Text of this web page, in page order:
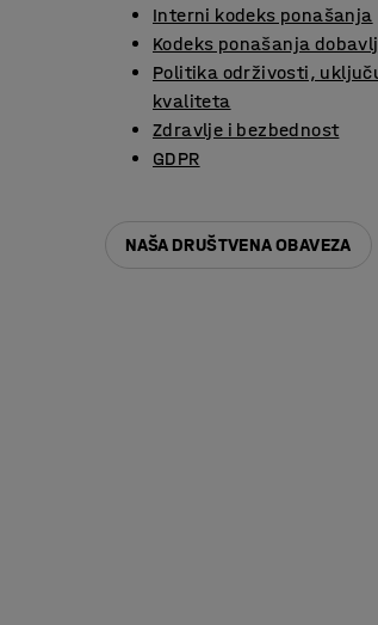
Interni kodeks ponašanja
Kodeks ponašanja
Politika održivosti,
kvaliteta
Zdravlje i bezbednost
GDPR
NAŠA DRUŠTVENA OBAVEZA